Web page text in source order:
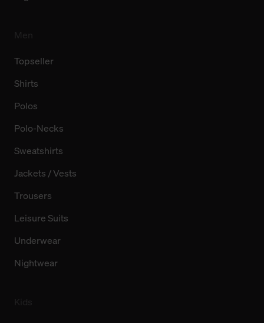
Topseller
Shirts
Polos
Polo-Necks
Sweatshirts
Jackets / Vests
Trousers
Leisure Suits
Underwear
Nightwear